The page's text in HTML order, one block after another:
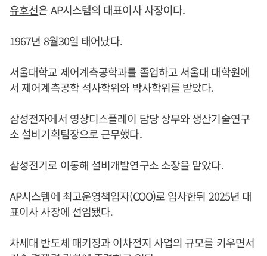
유호선은 AP시스템의 대표이사 사장이다.
1967년 8월30일 태어났다.
서울대학교 제어계측공학과를 졸업하고 서울대 대학원에
서 제어계측공학 석사학위와 박사학위를 받았다.
삼성전자에서 영상디스플레이 담당 상무와 생산기술연구
소 설비기획팀장으로 근무했다.
삼성전기로 이동해 설비개발연구소 소장을 맡았다.
AP시스템에 최고운영책임자(COO)로 입사한뒤 2025년 대
표이사 사장에 선임됐다.
차세대 반도체 패키징과 이차전지 사업의 규모를 키우면서